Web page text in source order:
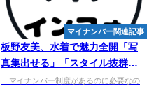
マイナンバー関連記事
板野友美、水着で魅力全開「写
真集出せる」「スタイル抜群」
“そっくり3歳娘”と沖縄へ
... マイナンバー制度があるのに必要なの